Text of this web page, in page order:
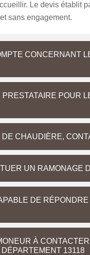
Le devis établit
sans engagement.
CONCERNANT
POUR
CHAUDIÈRE,
UN RAMONAGE
DE
À
13118